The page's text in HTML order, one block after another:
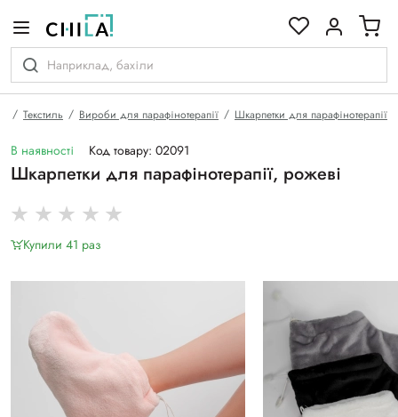
Текстиль Вироби для парафінотерапії Шкарпетки для парафінотерапії
В наявності Код товару: 02091
Шкарпетки для парафінотерапії, рожеві
Купили 41 раз
гамі